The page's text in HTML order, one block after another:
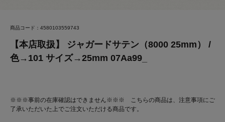
商品コード：4580103559743
【本店取扱】 ジャガードサテン（8000 25mm） /
色→101 サイズ→25mm 07Aa99_
※※※事前の在庫確認はできません※※※ こちらの商品は、注意事項にご
了承いただいた上でご注文いただける商品です。